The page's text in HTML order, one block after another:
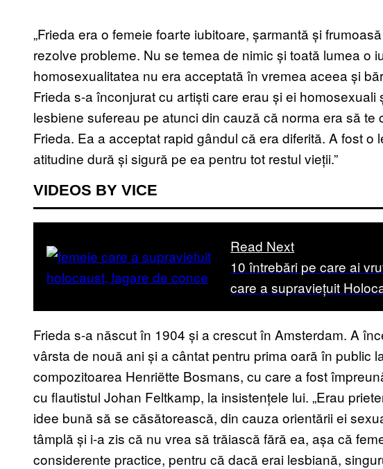
„Frieda era o femeie foarte iubitoare, șarmantă și
rezolve probleme. Nu se temea de nimic și toată lumea o
homosexualitatea nu era acceptată în vremea aceea și
Frieda s-a înconjurat cu artiști care erau și ei homosexuali
lesbiene sufereau pe atunci din cauză că norma era să
Frieda. Ea a acceptat rapid gândul că era diferită. A fost o
atitudine dură și sigură pe ea pentru tot restul vieții.”
VIDEOS BY VICE
Read Next
10 întrebări pe care ai
care a supraviețuit
Frieda s-a născut în 1904 și a crescut în Amsterdam. A
vârsta de nouă ani și a cântat pentru prima oară în public
compozitoarea Henriëtte Bosmans, cu care a fost
cu flautistul Johan Feltkamp, la insistențele lui. „Erau
idee bună să se căsătorească, din cauza orientării ei
tâmplă și i-a zis că nu vrea să trăiască fără ea, așa că
considerente practice, pentru că dacă erai lesbiană,